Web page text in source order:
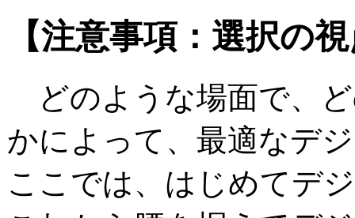
【注意事項：選択の
どのような場面で、
かによって、最適なデ
ここでは、はじめてデ